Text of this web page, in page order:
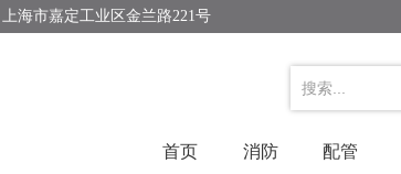
海市嘉定工业区金兰路221号
首页 消防 配管